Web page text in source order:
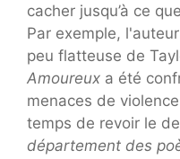
cacher jusqu’à ce
Par exemple,
peu flatteuse de
Amoureux a été
menaces de
temps de revoir le
département des